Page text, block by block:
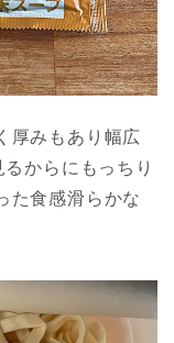
厚みもあり幅広
からにもっちり
た食感滑らかな